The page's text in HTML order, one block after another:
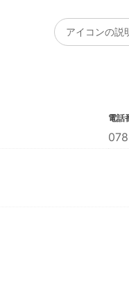
アイコンの説
電話